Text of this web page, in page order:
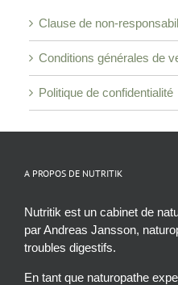
Clause de non-
Conditions générales de
Politique de confidentialité
A PROPOS DE NUTRITIK
Nutritik est un cabinet de
par Andreas Jansson,
troubles digestifs.
En tant que naturopathe